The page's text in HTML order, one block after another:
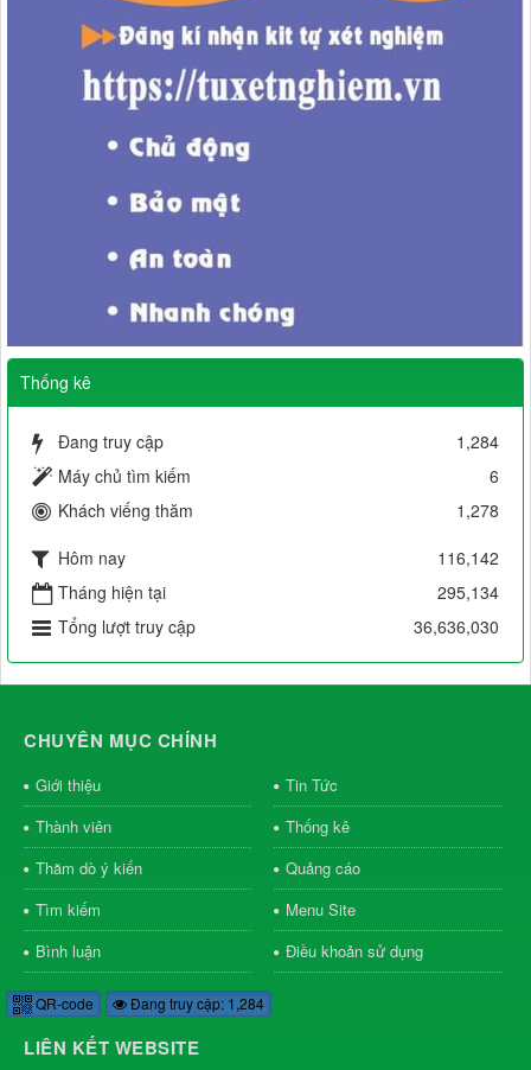
Thống kê
Đang truy cập
1,284
Máy chủ tìm kiếm
6
Khách viếng thăm
1,278
Hôm nay
116,142
Tháng hiện tại
295,134
Tổng lượt truy cập
36,636,030
CHUYÊN MỤC CHÍNH
Giới thiệu
Tin Tức
Thành viên
Thống kê
Thăm dò ý kiến
Quảng cáo
Tìm kiếm
Menu Site
Bình luận
Điều khoản sử dụng
QR-code Đang truy cập: 1,284
LIÊN KẾT WEBSITE